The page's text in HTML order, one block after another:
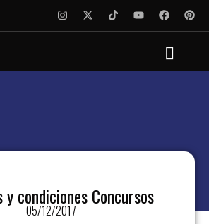
y condiciones Concursos
05/12/2017